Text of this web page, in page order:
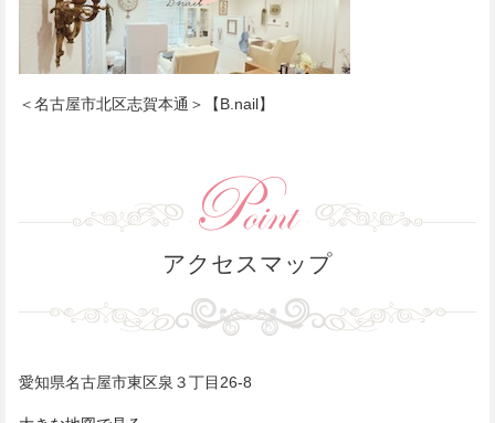
＜名古屋市北区志賀本通＞【B.nail】
アクセスマップ
愛知県名古屋市東区泉３丁目26-8